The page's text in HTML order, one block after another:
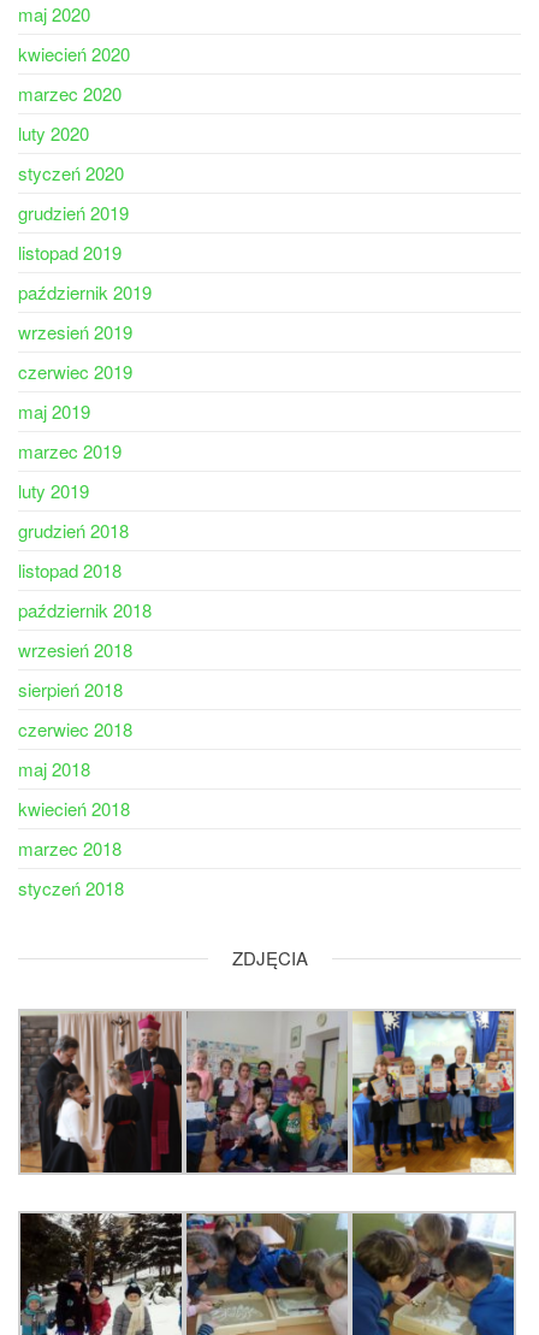
maj 2020
kwiecień 2020
marzec 2020
luty 2020
styczeń 2020
grudzień 2019
listopad 2019
październik 2019
wrzesień 2019
czerwiec 2019
maj 2019
marzec 2019
luty 2019
grudzień 2018
listopad 2018
październik 2018
wrzesień 2018
sierpień 2018
czerwiec 2018
maj 2018
kwiecień 2018
marzec 2018
styczeń 2018
ZDJĘCIA